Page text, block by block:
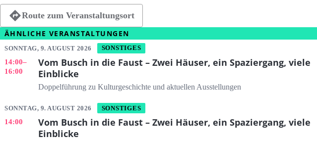
Route zum Veranstaltungsort
ÄHNLICHE VERANSTALTUNGEN
SONNTAG, 9. AUGUST 2026 SONSTIGES
14:00–
16:00
Vom Busch in die Faust – Zwei Häuser, ein Spaziergang, viele
Einblicke
Doppelführung zu Kulturgeschichte und aktuellen Ausstellungen
SONNTAG, 9. AUGUST 2026 SONSTIGES
14:00
Vom Busch in die Faust – Zwei Häuser, ein Spaziergang, viele
Einblicke